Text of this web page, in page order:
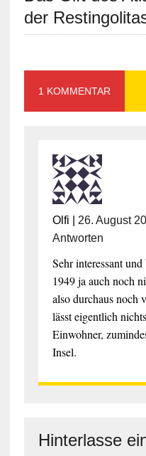
der
1 KOMMENTAR
Olfi 26. August
Antworten
Sehr interessant
1949 ja auch noch
also durchaus noch
lässt eigentlich
Einwohner,
Insel.
Hinterlasse